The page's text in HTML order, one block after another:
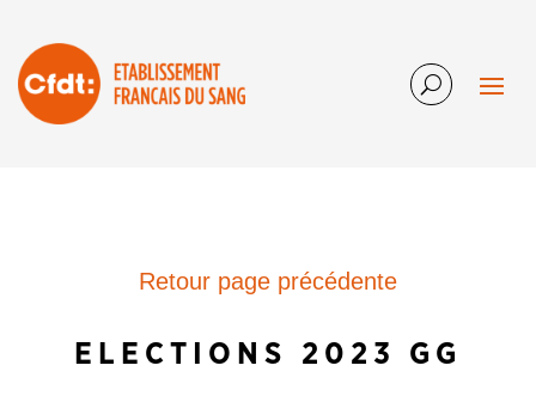
Retour page précédente
ELECTIONS 2023 GG